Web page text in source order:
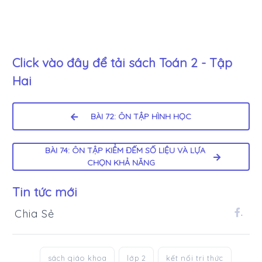
Click vào đây để tải sách Toán 2 - Tập
Hai
BÀI 72: ÔN TẬP HÌNH HỌC
BÀI 74: ÔN TẬP KIỂM ĐẾM SỐ LIỆU VÀ LỰA
CHỌN KHẢ NĂNG
Tin tức mới
Chia Sẻ .
sách giáo khoa lớp 2 kết nối tri thức